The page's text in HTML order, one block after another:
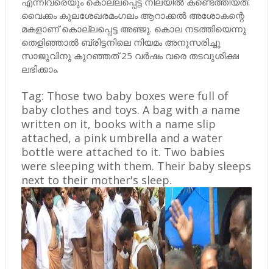
വൈക്കം കുലശേഖരമംഗലം ആറാക്കൽ അശോകന്റെ
മകളാണ് കൊല്ലപ്പെട്ട അഞ്ജു. കൊല നടത്തിയെന്നു
തെളിഞ്ഞാൽ ബ്രിട്ടനിലെ നിയമം അനുസരിച്ചു
സാജുവിനു കുറഞ്ഞത് 25 വർഷം വരെ തടവുശിക്ഷ
ലഭിക്കാം.
Tag: Those two baby boxes were full of
baby clothes and toys. A bag with a name
written on it, books with a name slip
attached, a pink umbrella and a water
bottle were attached to it. Two babies
were sleeping with them. Their baby sleeps
next to their mother's sleep.